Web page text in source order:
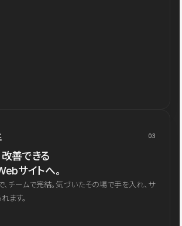
03
善できる
サイトへ。
チームで完結。気づいたその場で手を入れ、サ
ます。